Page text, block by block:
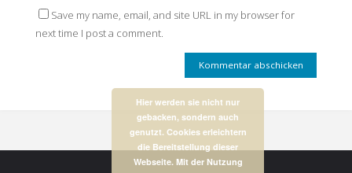
Save my name, email, and site URL in my browser for
next time I post a comment.
Hier werden sie nicht nur
gebacken, sondern auch
genutzt. Cookies erleichtern
die Bereitstellung dieser
Webseite. Mit der Nutzung